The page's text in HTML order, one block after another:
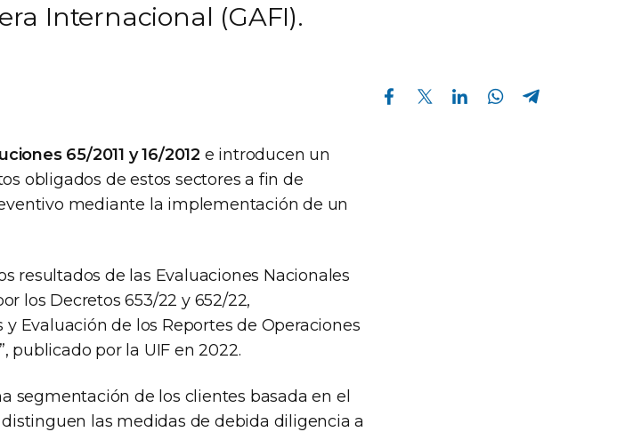
Internacional (GAFI).
Compartir en Facebook Compartir en Twitter Compartir en Linkedin Compartir en Whatsapp
65/2011 y 16/2012 e introducen un
obligados de estos sectores a fin de
mediante la implementación de un
resultados de las Evaluaciones Nacionales
los Decretos 653/22 y 652/22,
Evaluación de los Reportes de Operaciones
publicado por la UIF en 2022.
segmentación de los clientes basada en el
las medidas de debida diligencia a